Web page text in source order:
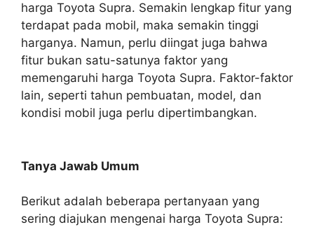
harga Toyota Supra. Semakin lengkap fitur yang
terdapat pada mobil, maka semakin tinggi
harganya. Namun, perlu diingat juga bahwa
fitur bukan satu-satunya faktor yang
memengaruhi harga Toyota Supra. Faktor-faktor
lain, seperti tahun pembuatan, model, dan
kondisi mobil juga perlu dipertimbangkan.
Tanya Jawab Umum
Berikut adalah beberapa pertanyaan yang
sering diajukan mengenai harga Toyota Supra: